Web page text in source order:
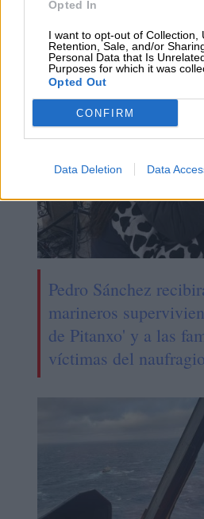
Opted In
I want to opt-out of Collection,
Retention, Sale, and/or
Personal Data that Is
Purposes for which it was
Opted Out
CONFIRM
Data Deletion Data
los familiares de los
"Pitanxo" a seguir la
desaparecidos
Pedro Sánchez
marineros
de Pitanxo' y a las
víctimas del naufragio